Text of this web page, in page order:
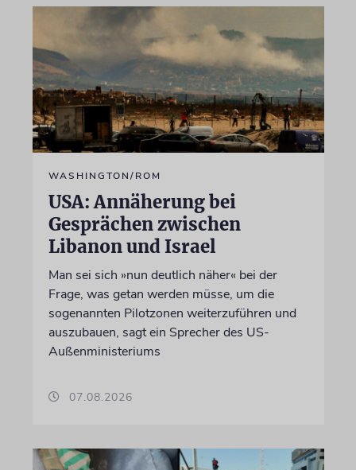
WASHINGTON/ROM
USA: Annäherung bei
Gesprächen zwischen
Libanon und Israel
Man sei sich »nun deutlich näher« bei der
Frage, was getan werden müsse, um die
sogenannten Pilotzonen weiterzuführen und
auszubauen, sagt ein Sprecher des US-
Außenministeriums
07.08.2026